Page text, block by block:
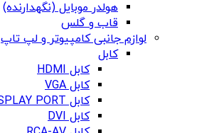
هولدر موبایل (نگهدارنده)
قاب و گلس
لوازم جانبی کامپیوتر و لپ تاپ
کابل
کابل HDMI
کابل VGA
کابل DISPLAY PORT
کابل DVI